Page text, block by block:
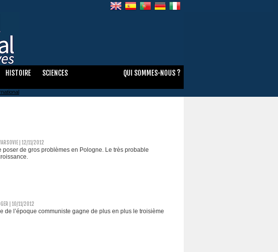
HISTOIRE
SCIENCES
QUI SOMMES-NOUS ?
| 12/11/2012
de gros problèmes en Pologne. Le très probable
| 10/11/2012
l’époque communiste gagne de plus en plus le troisième